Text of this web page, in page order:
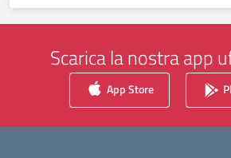
Scarica la nostra app
App Store